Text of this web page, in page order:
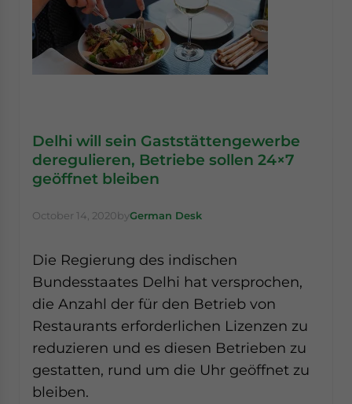
Delhi will sein Gaststättengewerbe
deregulieren, Betriebe sollen 24×7
geöffnet bleiben
October 14, 2020byGerman Desk
Die Regierung des indischen
Bundesstaates Delhi hat versprochen,
die Anzahl der für den Betrieb von
Restaurants erforderlichen Lizenzen zu
reduzieren und es diesen Betrieben zu
gestatten, rund um die Uhr geöffnet zu
bleiben.
website. Please send me business news and updates